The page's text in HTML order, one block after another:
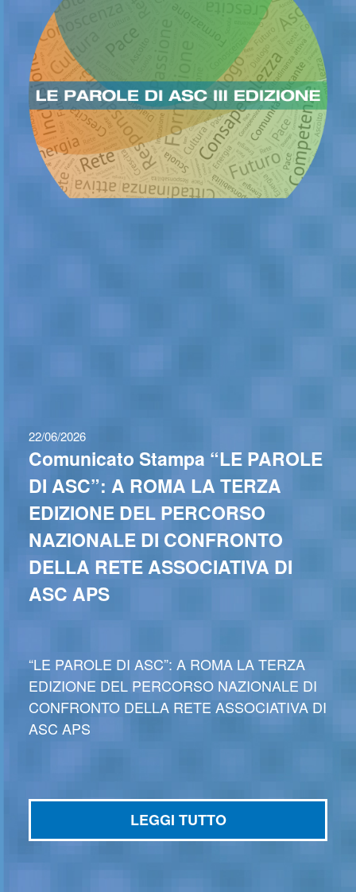
22/06/2026
Comunicato Stampa “LE PAROLE
DI ASC”: A ROMA LA TERZA
EDIZIONE DEL PERCORSO
NAZIONALE DI CONFRONTO
DELLA RETE ASSOCIATIVA DI
ASC APS
“LE PAROLE DI ASC”: A ROMA LA TERZA
EDIZIONE DEL PERCORSO NAZIONALE DI
CONFRONTO DELLA RETE ASSOCIATIVA DI
ASC APS
LEGGI TUTTO